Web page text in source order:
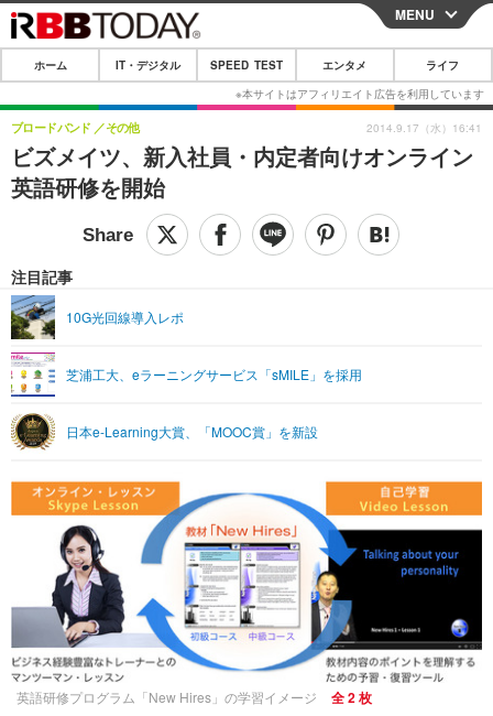
CLOSE
ホーム
IT・デジタル
IT・デジタルTOP スマートフォン
ネタ
ショッピング その他
SPEED TEST
エンタメTOP 映画・ドラマ
グラビア ブログ
ショッピング
ライフTOP
リリース一覧
プッシュ通知の停止方法
MENU
ホーム IT・デジタル SPEED TEST エンタメ ライフ
ビズメイツ、新入社員・内定者向けオンライン
英語研修を開始
ブロードバンド その他
注目記事
10G光回線導入レポ
芝浦工大、eラーニングサービス「sMILE」を採用
日本e-Learning大賞、「MOOC賞」を新設
2014.9.17（水）16:41
英語研修プログラム「New Hires」の学習イメージ 全 2 枚